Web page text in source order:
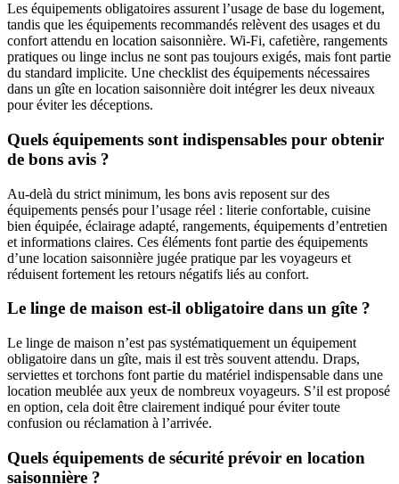
Les équipements obligatoires assurent l’usage de base du logement,
tandis que les équipements recommandés relèvent des usages et du
confort attendu en location saisonnière. Wi-Fi, cafetière, rangements
pratiques ou linge inclus ne sont pas toujours exigés, mais font partie
du standard implicite. Une checklist des équipements nécessaires
dans un gîte en location saisonnière doit intégrer les deux niveaux
pour éviter les déceptions.
Quels équipements sont indispensables pour obtenir
de bons avis ?
Au-delà du strict minimum, les bons avis reposent sur des
équipements pensés pour l’usage réel : literie confortable, cuisine
bien équipée, éclairage adapté, rangements, équipements d’entretien
et informations claires. Ces éléments font partie des équipements
d’une location saisonnière jugée pratique par les voyageurs et
réduisent fortement les retours négatifs liés au confort.
Le linge de maison est-il obligatoire dans un gîte ?
Le linge de maison n’est pas systématiquement un équipement
obligatoire dans un gîte, mais il est très souvent attendu. Draps,
serviettes et torchons font partie du matériel indispensable dans une
location meublée aux yeux de nombreux voyageurs. S’il est proposé
en option, cela doit être clairement indiqué pour éviter toute
confusion ou réclamation à l’arrivée.
Quels équipements de sécurité prévoir en location
saisonnière ?